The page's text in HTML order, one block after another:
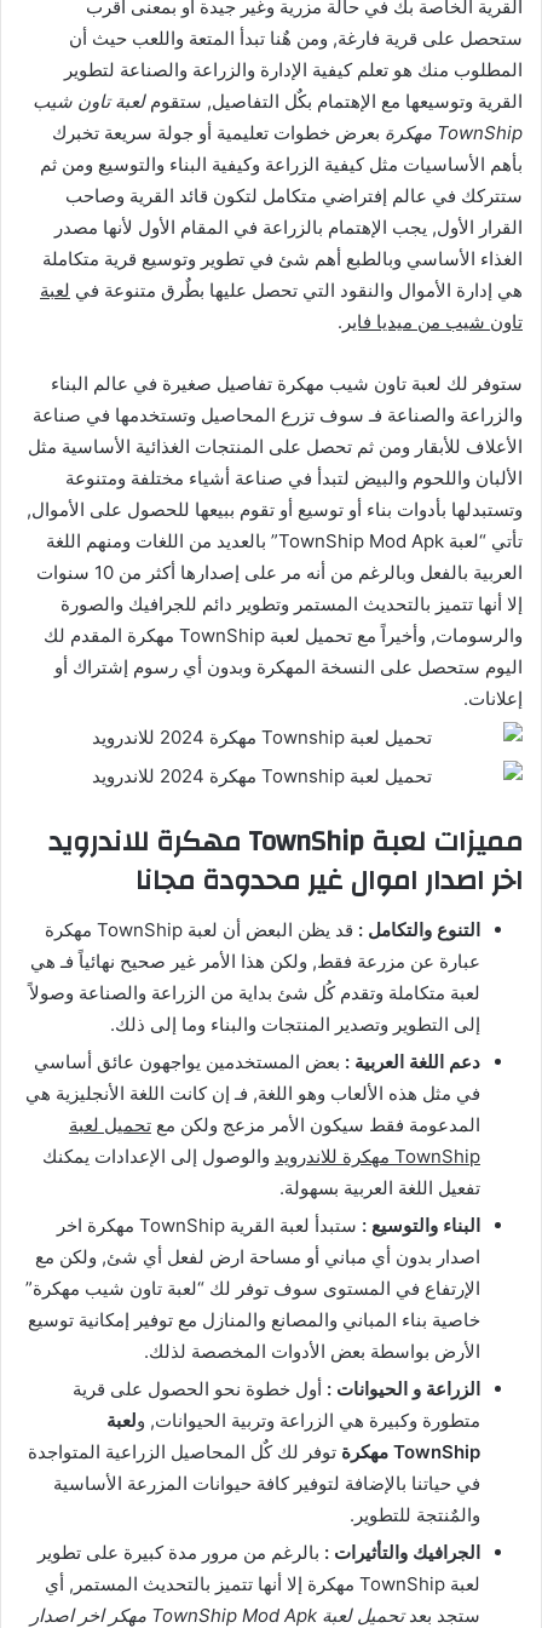
القرية الخاصة بك في حالة مزرية وغير جيدة أو بمعنى أقرب
ستحصل على قرية فارغة, ومن هٌنا تبدأ المتعة واللعب حيث أن
المطلوب منك هو تعلم كيفية الإدارة والزراعة والصناعة لتطوير
القرية وتوسيعها مع الإهتمام بكٌل التفاصيل, ستقوملعبة تاون شيب
TownShip مهكرة
بعرض خطوات تعليمية أو جولة سريعة تخبرك
بأهم الأساسيات مثل كيفية الزراعة وكيفية البناء والتوسيع ومن ثم
ستتركك في عالم إفتراضي متكامل لتكون قائد القرية وصاحب
القرار الأول, يجب الإهتمام بالزراعة في المقام الأول لأنها مصدر
الغذاء الأساسي وبالطبع أهم شئ في تطوير وتوسيع قرية متكاملة
هي إدارة الأموال والنقود التي تحصل عليها بطٌرق متنوعة في لعبة
تاون شيب من ميديا فاير .
ستوفر لك لعبة تاون شيب مهكرة تفاصيل صغيرة في عالم البناء
والزراعة والصناعة فـ سوف تزرع المحاصيل وتستخدمها في صناعة
الأعلاف للأبقار ومن ثم تحصل على المنتجات الغذائية الأساسية مثل
الألبان واللحوم والبيض لتبدأ في صناعة أشياء مختلفة ومتنوعة
وتستبدلها بأدوات بناء أو توسيع أو تقوم ببيعها للحصول على الأموال,
تأتي “لعبة TownShip Mod Apk” بالعديد من اللغات ومنهم اللغة
العربية بالفعل وبالرغم من أنه مر على إصدارها أكثر من 10 سنوات
إلا أنها تتميز بالتحديث المستمر وتطوير دائم للجرافيك والصورة
والرسومات, وأخيراً مع تحميل لعبة TownShip مهكرة المقدم لك
اليوم ستحصل على النسخة المهكرة وبدون أي رسوم إشتراك أو
إعلانات.
مميزات لعبة TownShip مهكرة للاندرويد
اخر اصدار اموال غير محدودة مجانا
التنوع والتكامل :
قد يظن البعض أن لعبة TownShip مهكرة
عبارة عن مزرعة فقط, ولكن هذا الأمر غير صحيح نهائياً فـ هي
لعبة متكاملة وتقدم كُل شئ بداية من الزراعة والصناعة وصولاً
إلى التطوير وتصدير المنتجات والبناء وما إلى ذلك.
دعم اللغة العربية : بعض المستخدمين يواجهون عائق أساسي
في مثل هذه الألعاب وهو اللغة, فـ إن كانت اللغة الأنجليزية هي
المدعومة فقط سيكون الأمر مزعج ولكن مع تحميل لعبة
TownShip مهكرة للاندرويد
والوصول إلى الإعدادات يمكنك
تفعيل اللغة العربية بسهولة.
البناء والتوسيع :
ستبدأ لعبة القرية TownShip مهكرة اخر
اصدار بدون أي مباني أو مساحة ارض لفعل أي شئ, ولكن مع
الإرتفاع في المستوى سوف توفر لك “لعبة تاون شيب مهكرة”
خاصية بناء المباني والمصانع والمنازل مع توفير إمكانية توسيع
الأرض بواسطة بعض الأدوات المخصصة لذلك.
الزراعة و الحيوانات : أول خطوة نحو الحصول على قرية
متطورة وكبيرة هي الزراعة وتربية الحيوانات, ولعبة
TownShip مهكرة
توفر لك كٌل المحاصيل الزراعية المتواجدة
في حياتنا بالإضافة لتوفير كافة حيوانات المزرعة الأساسية
والمٌنتجة للتطوير.
الجرافيك والتأثيرات : بالرغم من مرور مدة كبيرة على تطوير
لعبة TownShip مهكرة إلا أنها تتميز بالتحديث المستمر, أي
ستجد بعدتحميل لعبة TownShip Mod Apk مهكر اخر اصدار